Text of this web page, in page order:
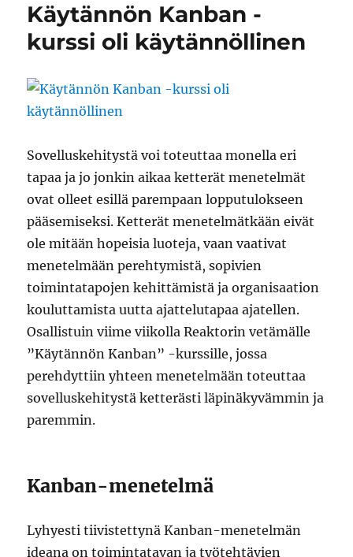
Käytännön Kanban -
kurssi oli käytännöllinen
Sovelluskehitystä voi toteuttaa monella eri
tapaa ja jo jonkin aikaa ketterät menetelmät
ovat olleet esillä parempaan lopputulokseen
pääsemiseksi. Ketterät menetelmätkään eivät
ole mitään hopeisia luoteja, vaan vaativat
menetelmään perehtymistä, sopivien
toimintatapojen kehittämistä ja organisaation
kouluttamista uutta ajattelutapaa ajatellen.
Osallistuin viime viikolla Reaktorin vetämälle
”Käytännön Kanban” -kurssille, jossa
perehdyttiin yhteen menetelmään toteuttaa
sovelluskehitystä ketterästi läpinäkyvämmin ja
paremmin.
Kanban-menetelmä
Lyhyesti tiivistettynä Kanban-menetelmän
ideana on toimintatavan ja työtehtävien